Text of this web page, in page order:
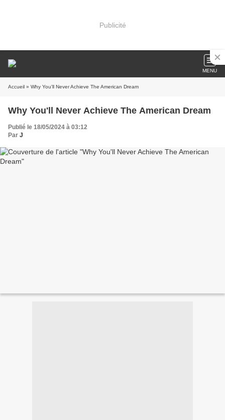
Publicité
MENU
Accueil » Why You'll Never Achieve The American Dream
Why You'll Never Achieve The American Dream
Publié le 18/05/2024 à 03:12
Par J